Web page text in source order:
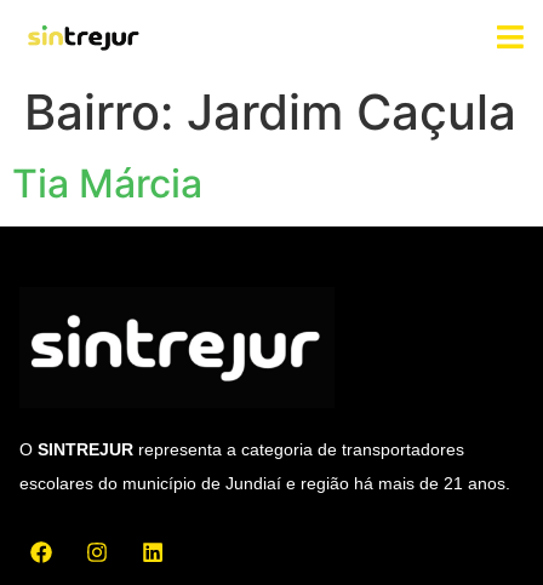
Bairro: Jardim Caçula
Tia Márcia
O SINTREJUR representa a categoria de transportadores
escolares do município de Jundiaí e região há mais de 21 anos.